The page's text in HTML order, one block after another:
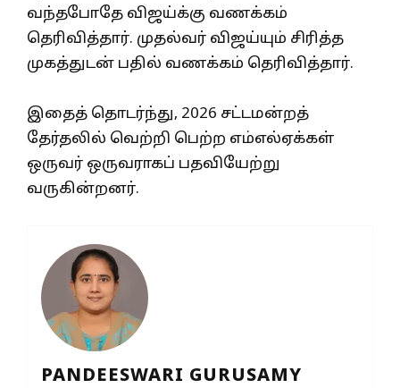
வந்தபோதே விஜய்க்கு வணக்கம்
தெரிவித்தார். முதல்வர் விஜய்யும் சிரித்த
முகத்துடன் பதில் வணக்கம் தெரிவித்தார்.
இதைத் தொடர்ந்து, 2026 சட்டமன்றத்
தேர்தலில் வெற்றி பெற்ற எம்எல்ஏக்கள்
ஒருவர் ஒருவராகப் பதவியேற்று
வருகின்றனர்.
PANDEESWARI GURUSAMY